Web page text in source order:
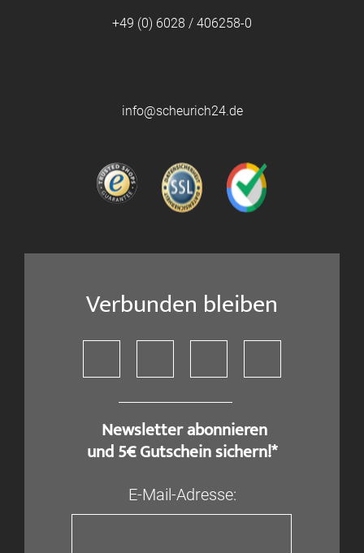
+49 (0) 6028 / 406258-0
info@scheurich24.de
Verbunden bleiben
​ Newsletter abonnieren
und 5€ Gutschein sichern!*
E-Mail-Adresse: